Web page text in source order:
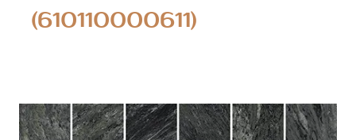
(610110000611)